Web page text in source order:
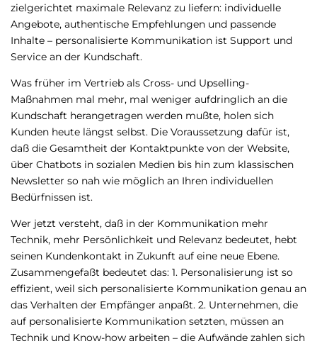
zielgerichtet maximale Relevanz zu liefern: individuelle
Angebote, authentische Empfehlungen und passende
Inhalte – personalisierte Kommunikation ist Support und
Service an der Kundschaft.
Was früher im Vertrieb als Cross- und Upselling-
Maßnahmen mal mehr, mal weniger aufdringlich an die
Kundschaft herangetragen werden mußte, holen sich
Kunden heute längst selbst. Die Voraussetzung dafür ist,
daß die Gesamtheit der Kontaktpunkte von der Website,
über Chatbots in sozialen Medien bis hin zum klassischen
Newsletter so nah wie möglich an Ihren individuellen
Bedürfnissen ist.
Wer jetzt versteht, daß in der Kommunikation mehr
Technik, mehr Persönlichkeit und Relevanz bedeutet, hebt
seinen Kundenkontakt in Zukunft auf eine neue Ebene.
Zusammengefaßt bedeutet das: 1. Personalisierung ist so
effizient, weil sich personalisierte Kommunikation genau an
das Verhalten der Empfänger anpaßt. 2. Unternehmen, die
auf personalisierte Kommunikation setzten, müssen an
Technik und Know-how arbeiten – die Aufwände zahlen sich